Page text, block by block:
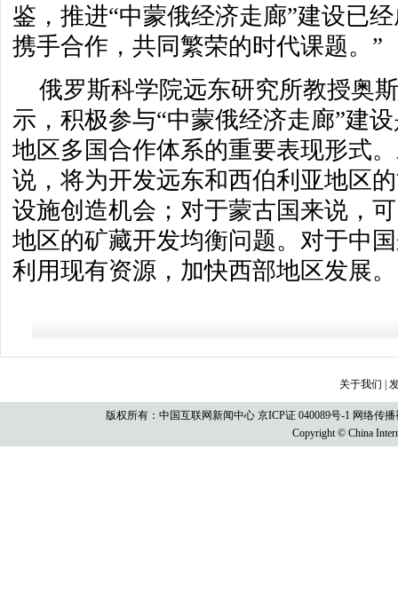
鉴，推进“中蒙俄经济走廊”建设已
携手合作，共同繁荣的时代课题。”
俄罗斯科学院远东研究所教授奥
示，积极参与“中蒙俄经济走廊”建
地区多国合作体系的重要表现形式
说，将为开发远东和西伯利亚地区
设施创造机会；对于蒙古国来说，
地区的矿藏开发均衡问题。对于中
利用现有资源，加快西部地区发展。